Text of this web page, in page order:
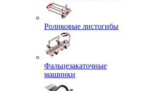
Роликовые листогибы
Фальцезакаточные
машинки